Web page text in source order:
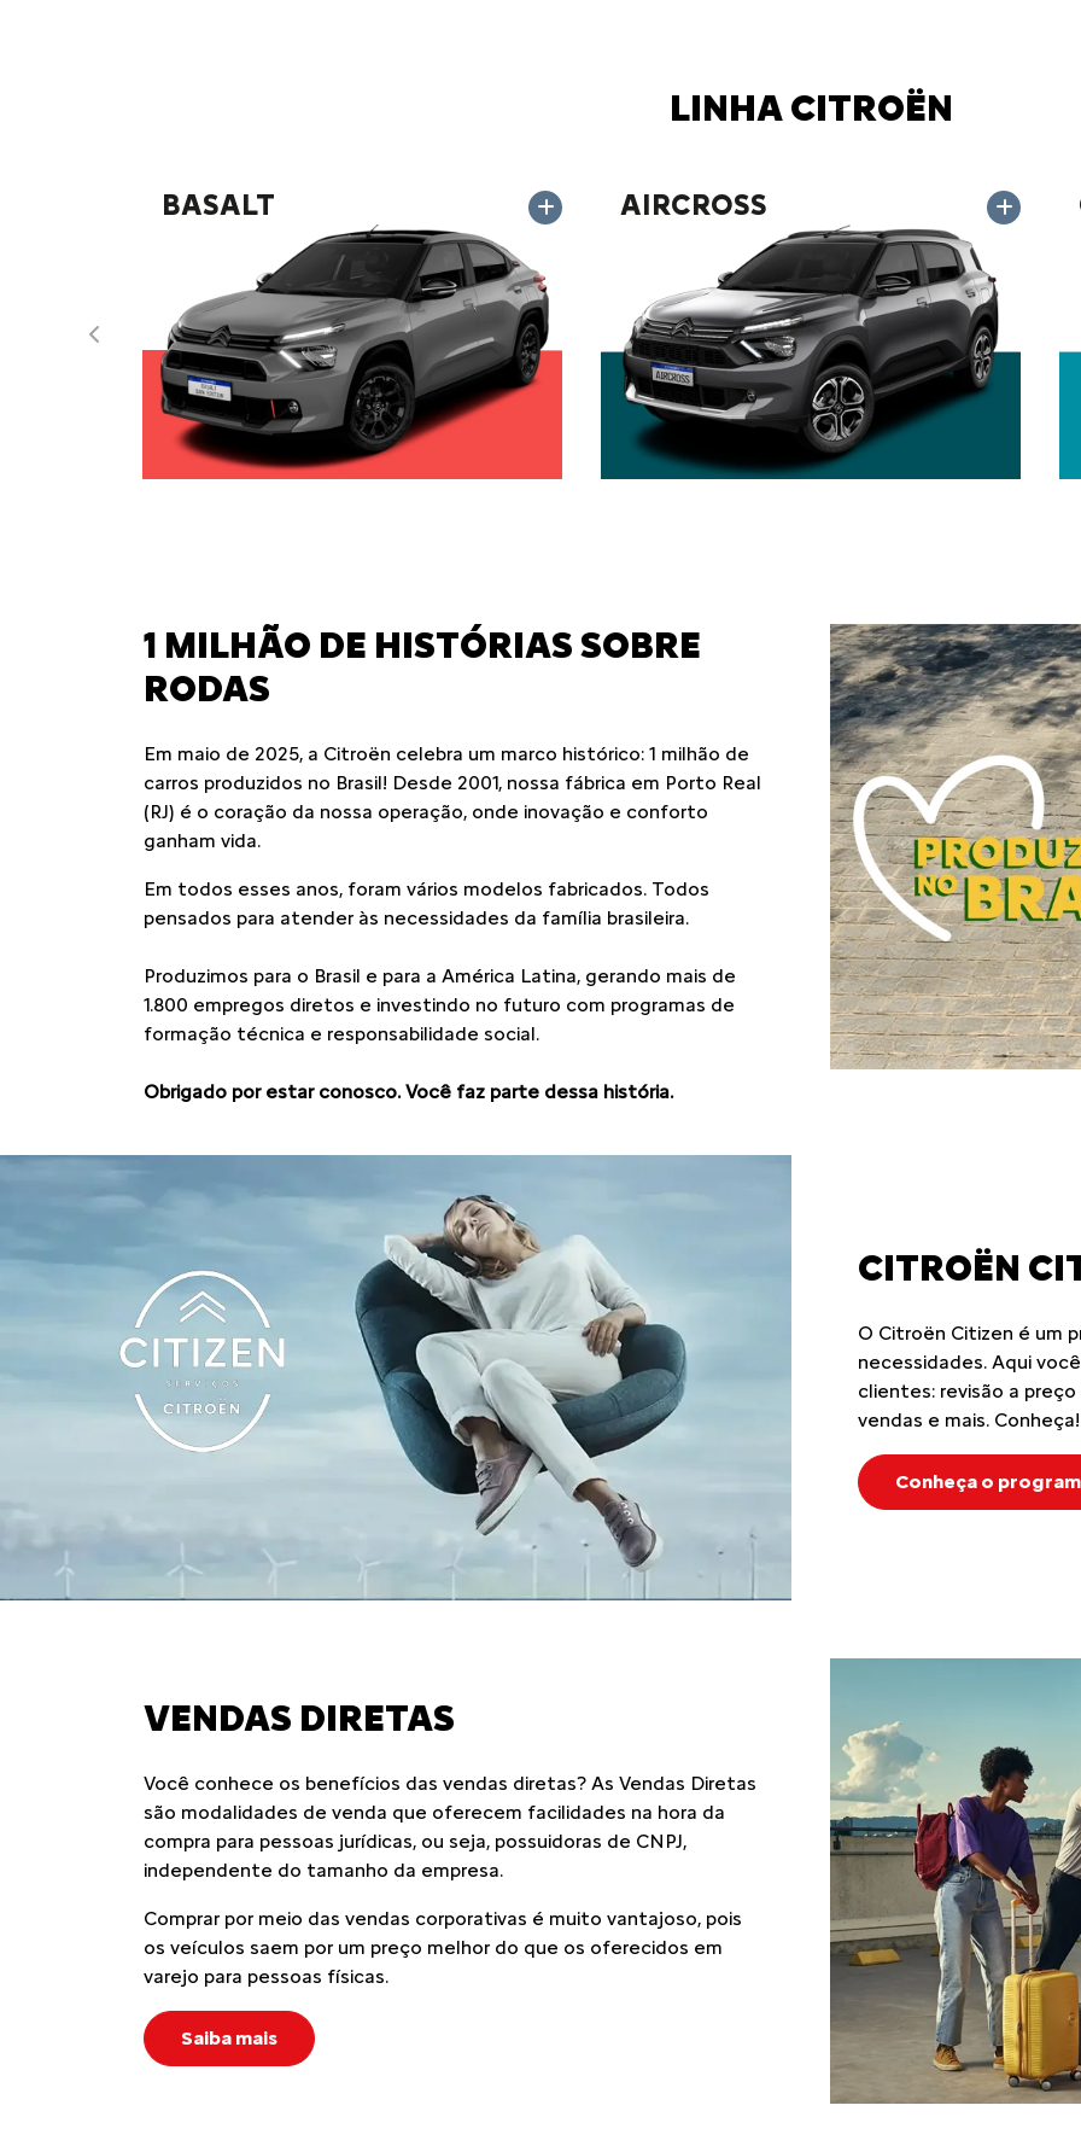
Em maio de 2025, a Citroën celebra um marco histórico: 1 milhão de
ganham vida.
Em todos esses anos, foram vários modelos fabricados. Todos
pensados para atender às necessidades da família brasileira.
Produzimos para o Brasil e para a América Latina, gerando mais de
1.800 empregos diretos e investindo no futuro com programas de
formação técnica e responsabilidade social.
Obrigado por estar conosco. Você faz parte dessa história.
CITROËN
O Citroën Citizen é um
necessidades. Aqui
clientes: revisão a
vendas e mais. Conheça!
Conheça o
são modalidades de venda que oferecem facilidades na hora da
compra para pessoas jurídicas, ou seja, possuidoras de CNPJ,
independente do tamanho da empresa.
Comprar por meio das vendas corporativas é muito vantajoso, pois
os veículos saem por um preço melhor do que os oferecidos em
varejo para pessoas físicas.
Saiba mais
Independente do
direito a este serviço
dias por semana, para
Saiba mais